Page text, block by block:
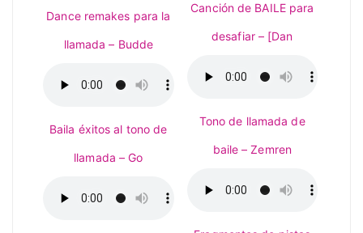
Dance remakes para la
llamada – Budde
Baila éxitos al tono de
llamada – Go
Canción de BAILE para
desafiar – [Dan
Tono de llamada de
baile – Zemren